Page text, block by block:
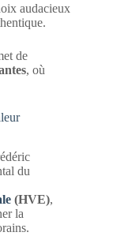
audacieux
de
, où
du
(HVE),
la